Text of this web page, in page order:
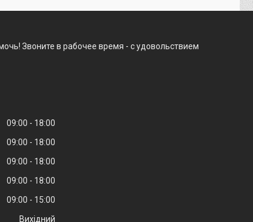
Звоните в рабочее время - с удовольствием
09:00
18:00
09:00
18:00
09:00
18:00
09:00
18:00
09:00
15:00
Вихідний